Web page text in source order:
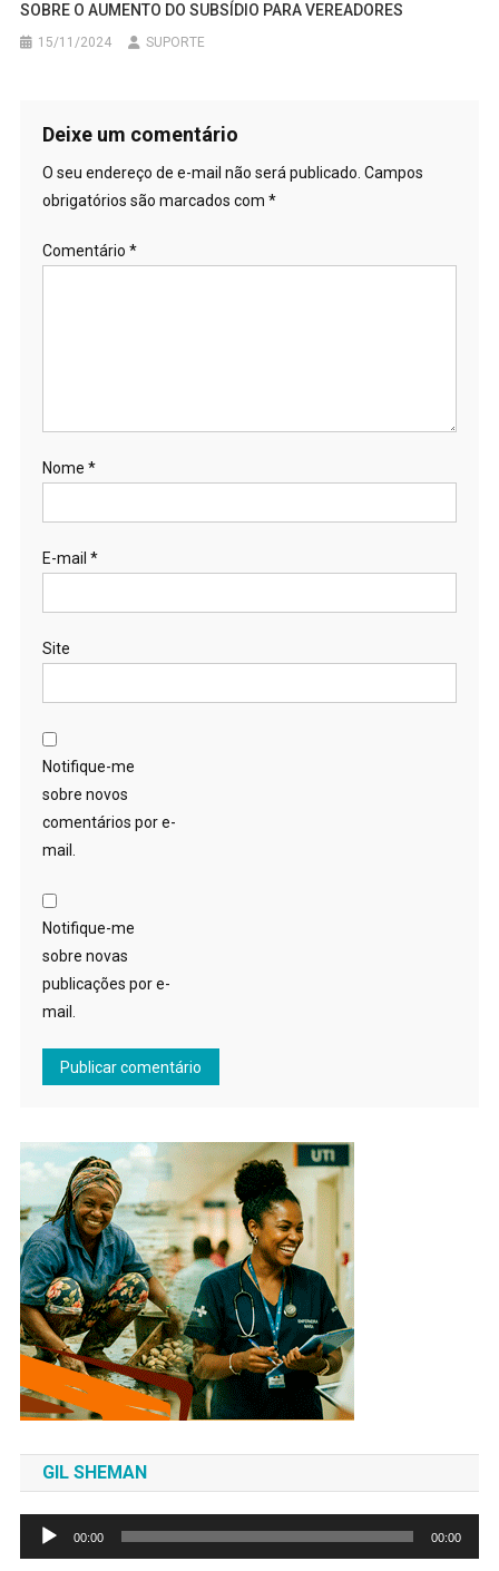
SOBRE O AUMENTO DO SUBSÍDIO PARA VEREADORES
15/11/2024 SUPORTE
Deixe um comentário
O seu endereço de e-mail não será publicado. Campos
obrigatórios são marcados com *
Comentário *
Nome *
E-mail *
Site
Notifique-me
sobre novos
comentários por e-
mail.
Notifique-me
sobre novas
publicações por e-
mail.
GIL SHEMAN
Tocador
00:00 00:00